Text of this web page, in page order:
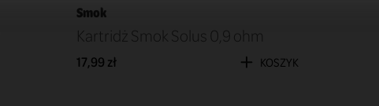
Smok
Kartridż Smok Solus 0,9 ohm
17,99 zł KOSZYK